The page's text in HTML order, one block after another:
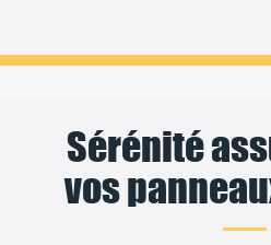
Sérénité
vos